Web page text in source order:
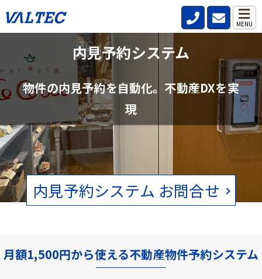
MENU
内見予約システム
物件の内見予約を自動化。不動産DXを実
現
内見予約システム お問合せ
不動産管理会社と仲介会社の内見確認の
手間を削減
賃貸物件の空状況をリアルタイムで確認。電話、FAXの手間をなくし
月額1,500円から使える不動産物件予約システム